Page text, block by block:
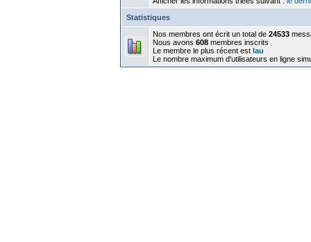
Statistiques
Nos membres ont écrit un total de 24533
Nous avons 608 membres inscrits
Le membre le plus récent est lau
Le nombre maximum d'utilisateurs en ligne